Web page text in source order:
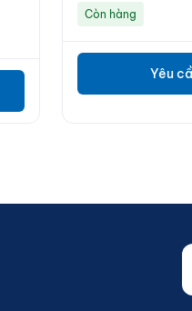
Còn hàng
Yêu